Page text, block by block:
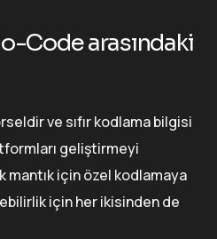
Code arasındaki
ve sıfır kodlama bilgisi
geliştirmeyi
mantık için özel kodlamaya
için her ikisinden de